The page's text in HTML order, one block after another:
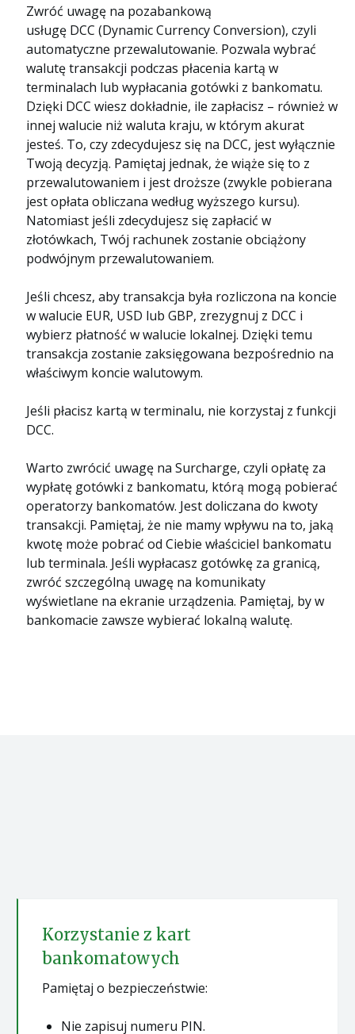
Zwróć uwagę na pozabankową
usługę DCC (Dynamic Currency Conversion), czyli
automatyczne przewalutowanie. Pozwala wybrać
walutę transakcji podczas płacenia kartą w
terminalach lub wypłacania gotówki z bankomatu.
Dzięki DCC wiesz dokładnie, ile zapłacisz – również w
innej walucie niż waluta kraju, w którym akurat
jesteś. To, czy zdecydujesz się na DCC, jest wyłącznie
Twoją decyzją. Pamiętaj jednak, że wiąże się to z
przewalutowaniem i jest droższe (zwykle pobierana
jest opłata obliczana według wyższego kursu).
Natomiast jeśli zdecydujesz się zapłacić w
złotówkach, Twój rachunek zostanie obciążony
podwójnym przewalutowaniem.
Jeśli chcesz, aby transakcja była rozliczona na koncie
w walucie EUR, USD lub GBP, zrezygnuj z DCC i
wybierz płatność w walucie lokalnej. Dzięki temu
transakcja zostanie zaksięgowana bezpośrednio na
właściwym koncie walutowym.
Jeśli płacisz kartą w terminalu, nie korzystaj z funkcji
DCC.
Warto zwrócić uwagę na Surcharge, czyli opłatę za
wypłatę gotówki z bankomatu, którą mogą pobierać
operatorzy bankomatów. Jest doliczana do kwoty
transakcji. Pamiętaj, że nie mamy wpływu na to, jaką
kwotę może pobrać od Ciebie właściciel bankomatu
lub terminala. Jeśli wypłacasz gotówkę za granicą,
zwróć szczególną uwagę na komunikaty
wyświetlane na ekranie urządzenia. Pamiętaj, by w
bankomacie zawsze wybierać lokalną walutę.
Korzystanie z kart
bankomatowych
Pamiętaj o bezpieczeństwie:
Nie zapisuj numeru PIN.